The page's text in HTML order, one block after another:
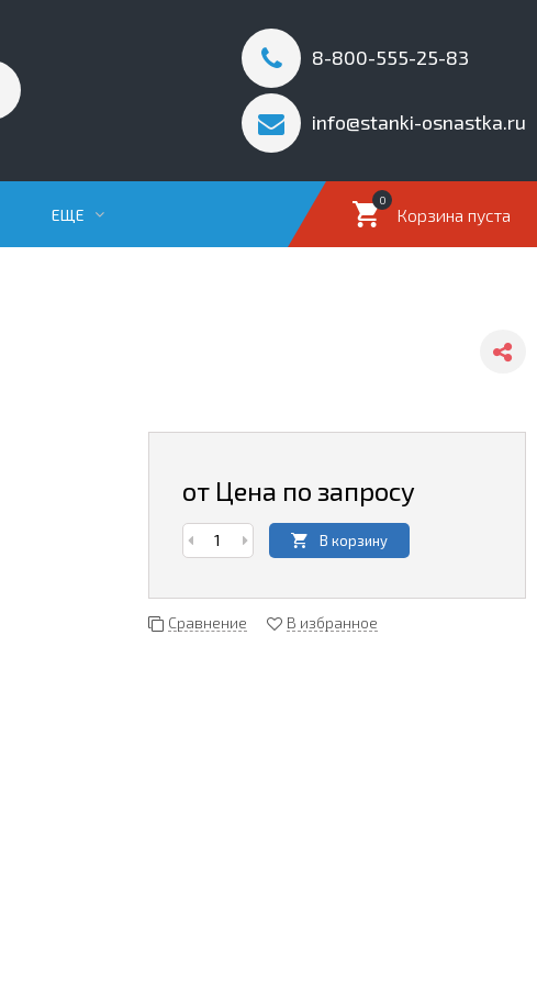
8-800-555-25-83
info@stanki-osnastka.ru
Корзина пуста
0
ЕЩЕ
от Цена по запросу
В корзину
Сравнение В избранное